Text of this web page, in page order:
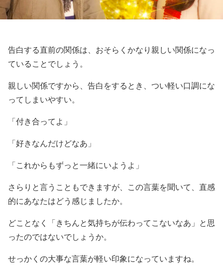
告白する直前の関係は、おそらくかなり親しい関係になっ
ていることでしょう。
親しい関係ですから、告白をするとき、つい軽い口調にな
ってしまいやすい。
「付き合ってよ」
「好きなんだけどなあ」
「これからもずっと一緒にいようよ」
さらりと言うこともできますが、この言葉を聞いて、直感
的にあなたはどう感じましたか。
どことなく「きちんと気持ちが伝わってこないなあ」と思
ったのではないでしょうか。
せっかくの大事な言葉が軽い印象になっていますね。